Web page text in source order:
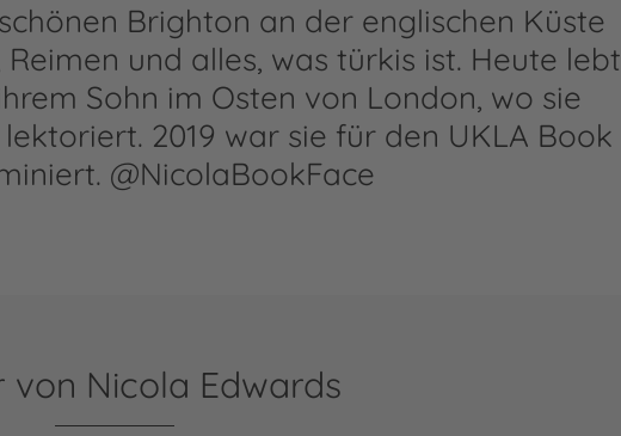
Brighton an der englischen Küste
Reimen und alles, was türkis ist. Heute lebt
Sohn im Osten von London, wo sie
2019 war sie für den UKLA Book
@NicolaBookFace
von Nicola Edwards